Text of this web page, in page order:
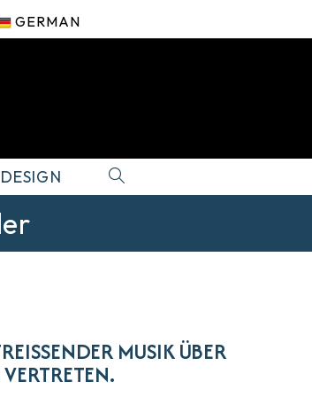
GERMAN
WEBSITE-
MUSIK ÜBER B